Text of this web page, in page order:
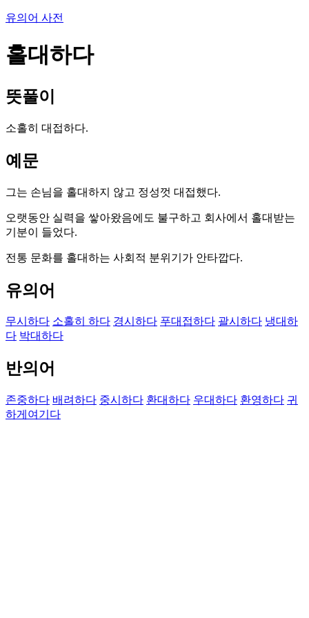
유의어 사전
홀대하다
뜻풀이
소홀히 대접하다.
예문
그는 손님을 홀대하지 않고 정성껏 대접했다.
오랫동안 실력을 쌓아왔음에도 불구하고 회사에서 홀대받는
기분이 들었다.
전통 문화를 홀대하는 사회적 분위기가 안타깝다.
유의어
무시하다 소홀히 하다 경시하다 푸대접하다 괄시하다 냉대하
다 박대하다
반의어
존중하다 배려하다 중시하다 환대하다 우대하다 환영하다 귀
하게여기다